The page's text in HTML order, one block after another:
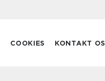
COOKIES KONTAKT OS